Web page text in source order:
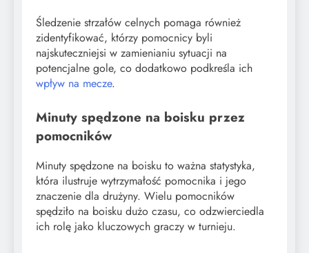
Śledzenie strzałów celnych pomaga również
zidentyfikować, którzy pomocnicy byli
najskuteczniejsi w zamienianiu sytuacji na
potencjalne gole, co dodatkowo podkreśla ich
wpływ na mecze.
Minuty spędzone na boisku przez
pomocników
Minuty spędzone na boisku to ważna statystyka,
która ilustruje wytrzymałość pomocnika i jego
znaczenie dla drużyny. Wielu pomocników
spędziło na boisku dużo czasu, co odzwierciedla
ich rolę jako kluczowych graczy w turnieju.